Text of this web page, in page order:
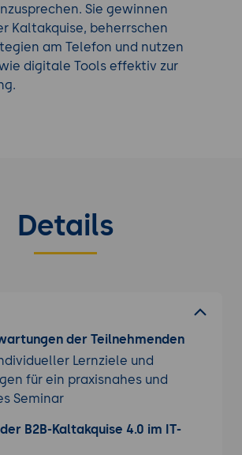
Sie gewinnen
Kaltakquise, beherrschen
am Telefon und nutzen
digitale Tools effektiv zur
Details
der Teilnehmenden
Lernziele und
für ein praxisnahes und
Seminar
B2B-Kaltakquise 4.0 im IT-